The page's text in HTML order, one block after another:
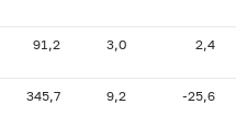
91,2 3,0 2,4
345,7 9,2 -25,6